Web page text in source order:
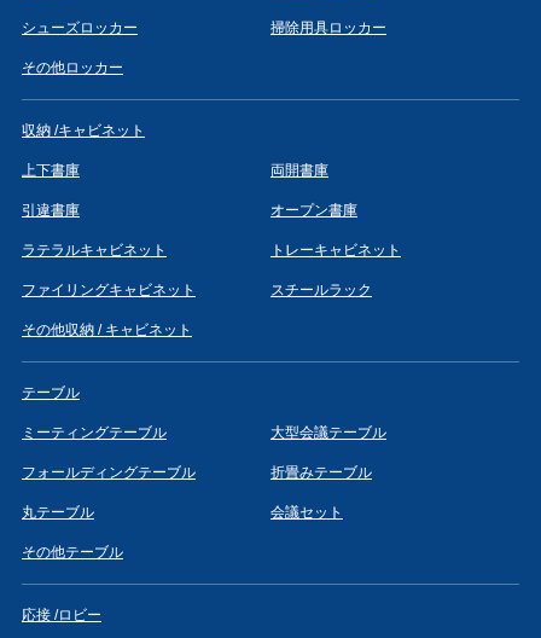
シューズロッカー 掃除用具ロッカー
その他ロッカー
収納 /キャビネット
上下書庫 両開書庫
引違書庫 オープン書庫
ラテラルキャビネット トレーキャビネット
ファイリングキャビネット スチールラック
その他収納 / キャビネット
テーブル
ミーティングテーブル 大型会議テーブル
フォールディングテーブル 折畳みテーブル
丸テーブル 会議セット
その他テーブル
応接 /ロビー